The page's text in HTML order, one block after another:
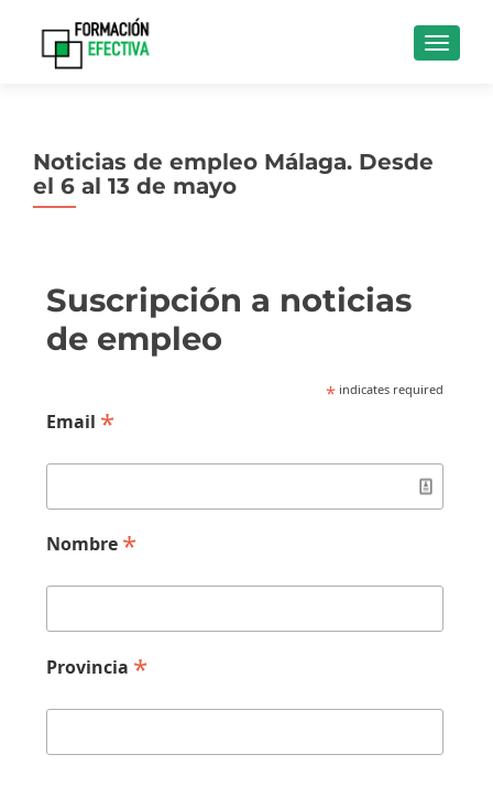
Noticias de empleo Málaga. Desde
el 6 al 13 de mayo
Suscripción a noticias
de empleo
*indicates required
Email *
Nombre *
Provincia *